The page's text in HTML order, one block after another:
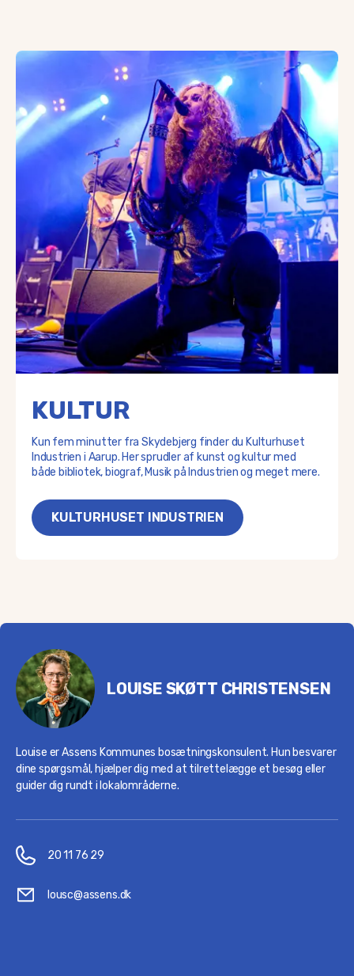
KULTUR
Kun fem minutter fra Skydebjerg finder du Kulturhuset
Industrien i Aarup. Her sprudler af kunst og kultur med
både bibliotek, biograf, Musik på Industrien og meget mere.
KULTURHUSET INDUSTRIEN
LOUISE SKØTT CHRISTENSEN
Louise er Assens Kommunes bosætningskonsulent. Hun besvarer
dine spørgsmål, hjælper dig med at tilrettelægge et besøg eller
guider dig rundt i lokalområderne.
20 11 76 29
lousc@assens.dk